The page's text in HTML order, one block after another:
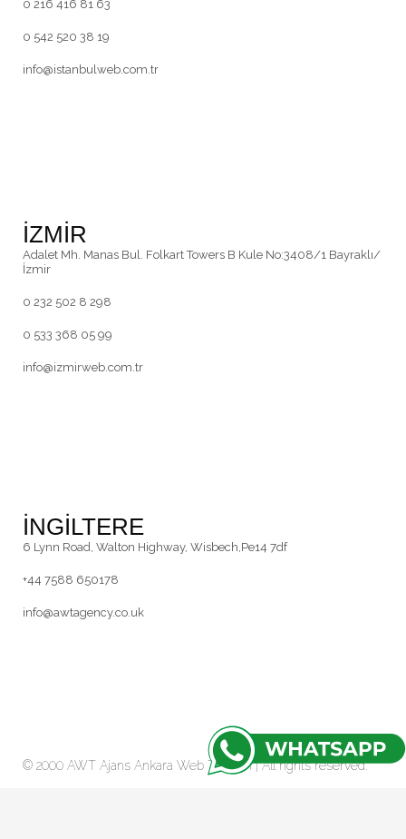
0 216 416 81 63
0 542 520 38 19
info@istanbulweb.com.tr
İZMİR
Adalet Mh. Manas Bul. Folkart Towers B Kule No:3408/1 Bayraklı/
İzmir
0 232 502 8 298
0 533 368 05 99
info@izmirweb.com.tr
İNGİLTERE
6 Lynn Road, Walton Highway, Wisbech,Pe14 7df
+44 7588 650178
info@awtagency.co.uk
© 2000 AWT Ajans Ankara Web Tasarım| All rights reserved.